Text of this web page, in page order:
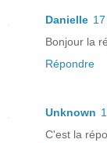
Danielle
Bonjour la
Répondre
Unknown
C'est la